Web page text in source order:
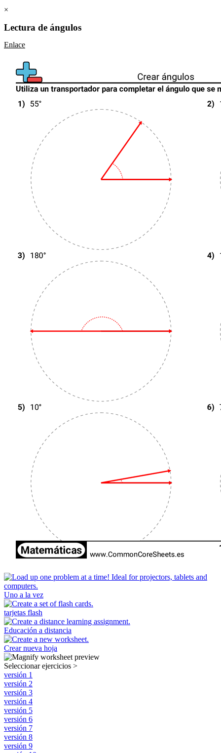
×
Lectura de ángulos
Enlace
Uno a la vez
tarjetas flash
Educación a distancia
Crear nueva hoja
Seleccionar ejercicios >
versión 1
versión 2
versión 3
versión 4
versión 5
versión 6
versión 7
versión 8
versión 9